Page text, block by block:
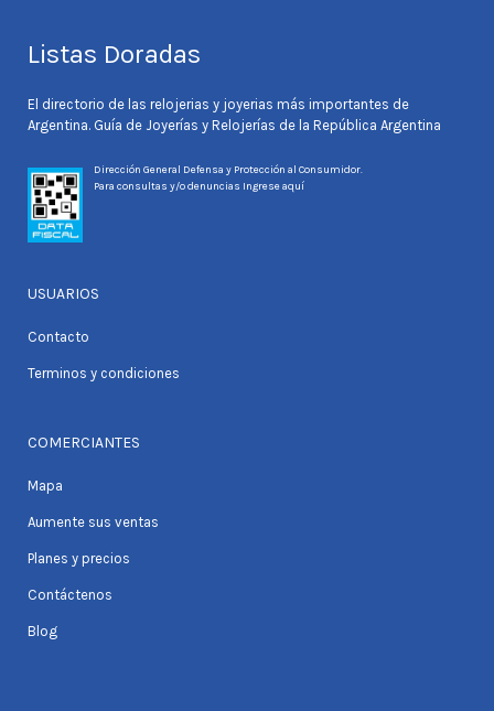
Listas Doradas
El directorio de las relojerias y joyerias más importantes de
Argentina. Guía de Joyerías y Relojerías de la República Argentina
Dirección General Defensa y Protección al Consumidor.
Para consultas y/o denuncias Ingrese aquí
USUARIOS
Contacto
Terminos y condiciones
COMERCIANTES
Mapa
Aumente sus ventas
Planes y precios
Contáctenos
Blog